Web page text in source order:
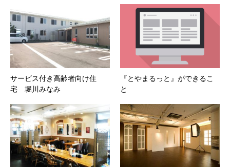
サービス付き高齢者向け住
宅 堀川みなみ
『とやまるっと』ができるこ
と